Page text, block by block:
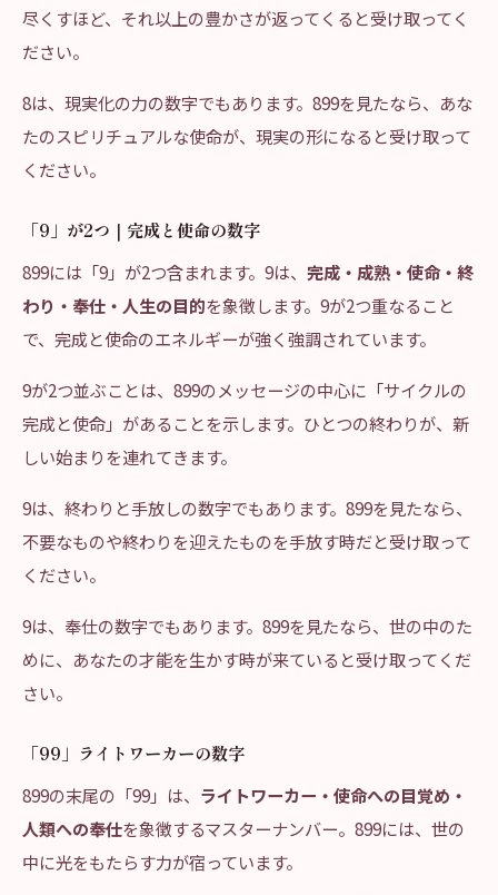
尽くすほど、それ以上の豊かさが返ってくると受け取ってく
ださい。
8は、現実化の力の数字でもあります。899を見たなら、あな
たのスピリチュアルな使命が、現実の形になると受け取って
ください。
「9」が2つ｜完成と使命の数字
899には「9」が2つ含まれます。9は、 完成・成熟・使命・終
わり・奉仕・人生の目的を象徴します。9が2つ重なること
で、完成と使命のエネルギーが強く強調されています。
9が2つ並ぶことは、899のメッセージの中心に「サイクルの
完成と使命」があることを示します。ひとつの終わりが、新
しい始まりを連れてきます。
9は、終わりと手放しの数字でもあります。899を見たなら、
不要なものや終わりを迎えたものを手放す時だと受け取って
ください。
9は、奉仕の数字でもあります。899を見たなら、世の中のた
めに、あなたの才能を生かす時が来ていると受け取ってくだ
さい。
「99」ライトワーカーの数字
899の末尾の「99」は、 ライトワーカー・使命への目覚め・
人類への奉仕を象徴するマスターナンバー。899には、世の
中に光をもたらす力が宿っています。